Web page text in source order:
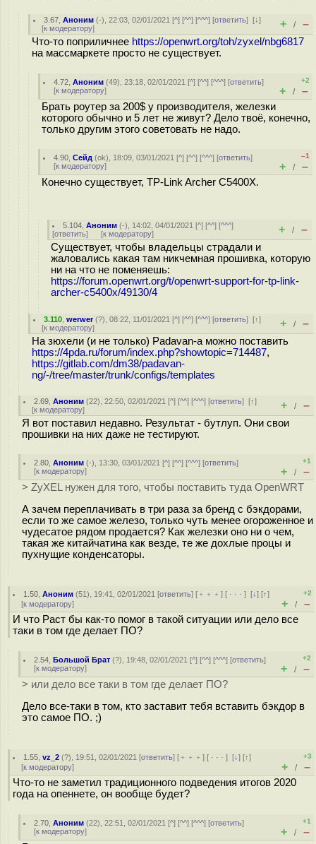
3.67 ,Аноним (-), 22:03, 02/01/2021 [^] [^^] [^^^] [ответить][↓]
[к модератору] + / –
Что-то поприличнее https://openwrt.org/toh/zyxel/nbg6817
на массмаркете просто не существует.
4.72 ,Аноним (49), 23:18, 02/01/2021 [^] [^^] [^^^] [ответить]
[к модератору]
+2
+ / –
Брать роутер за 200$ у производителя, железки
которого обычно и 5 лет не живут? Дело твоё, конечно,
только другим этого советовать не надо.
4.90 ,Сейд (ok), 18:09, 03/01/2021 [^] [^^] [^^^] [ответить]
[к модератору]
–1
+ / –
Конечно существует, TP-Link Archer C5400X.
5.104 ,Аноним (-), 14:02, 04/01/2021 [^] [^^] [^^^]
[ответить] [к модератору] + / –
Существует, чтобы владельцы страдали и
жаловались какая там никчемная прошивка, которую
ни на что не поменяешь:
https://forum.openwrt.org/t/openwrt-support-for-tp-link-
archer-c5400x/49130/4
3.110 ,werwer(?), 08:22, 11/01/2021 [^] [^^] [^^^] [ответить][↑]
[к модератору] + / –
На зюхели (и не только) Padavan-а можно поставить
https://4pda.ru/forum/index.php?showtopic=714487,
https://gitlab.com/dm38/padavan-
ng/-/tree/master/trunk/configs/templates
2.69 ,Аноним (22), 22:50, 02/01/2021 [^] [^^] [^^^] [ответить][↑]
[к модератору] + / –
Я вот поставил недавно. Результат - бутлуп. Они свои
прошивки на них даже не тестируют.
2.80 ,Аноним (-), 13:30, 03/01/2021 [^] [^^] [^^^] [ответить]
[к модератору]
+1
+ / –
> ZyXEL нужен для того, чтобы поставить туда OpenWRT
А зачем переплачивать в три раза за бренд с бэкдорами,
если то же самое железо, только чуть менее огороженное и
чудесатое рядом продается? Как железки оно ни о чем,
такая же китайчатина как везде, те же дохлые процы и
пухнущие конденсаторы.
1.50 ,Аноним (51), 19:41, 02/01/2021 [ответить] [ ﹢﹢﹢] [ · · ·][↓] [↑]
[к модератору]
+2
+ / –
И что Раст бы как-то помог в такой ситуации или дело все
таки в том где делает ПО?
2.54 ,Большой Брат (?), 19:48, 02/01/2021 [^] [^^] [^^^] [ответить]
[к модератору]
+2
+ / –
> или дело все таки в том где делает ПО?
Дело все-таки в том, кто заставит тебя вставить бэкдор в
это самое ПО. ;)
1.55 ,vz_2 (?), 19:51, 02/01/2021 [ответить] [ ﹢﹢﹢] [ · · ·][↓] [↑]
[к модератору]
+3
+ / –
Что-то не заметил традиционного подведения итогов 2020
года на опеннете, он вообще будет?
2.70 ,Аноним (22), 22:51, 02/01/2021 [^] [^^] [^^^] [ответить]
[к модератору]
+1
+ / –